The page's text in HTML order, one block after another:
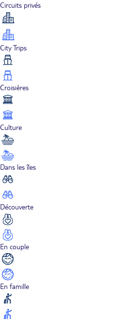
Circuits privés
City Trips
Croisières
Culture
Dans les îles
Découverte
En couple
En famille